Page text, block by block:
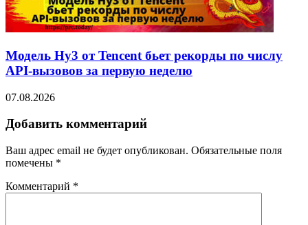
Модель Hy3 от Tencent бьет рекорды по числу
API-вызовов за первую неделю
07.08.2026
Добавить комментарий
Ваш адрес email не будет опубликован. Обязательные поля
помечены *
Комментарий *